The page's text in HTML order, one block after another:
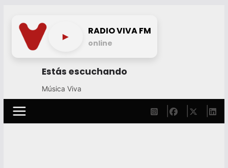
content
► RADIO VIVA FM
online
Estás escuchando
Música Viva